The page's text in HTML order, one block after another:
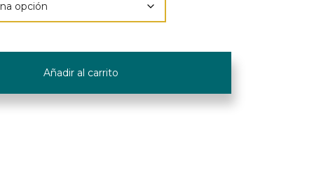
Añadir al carrito